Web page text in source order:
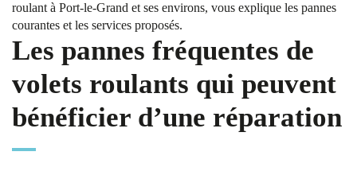
roulant à Port-le-Grand et ses environs, vous explique les pannes
courantes et les services proposés.
Les pannes fréquentes de
volets roulants qui peuvent
bénéficier d’une réparation